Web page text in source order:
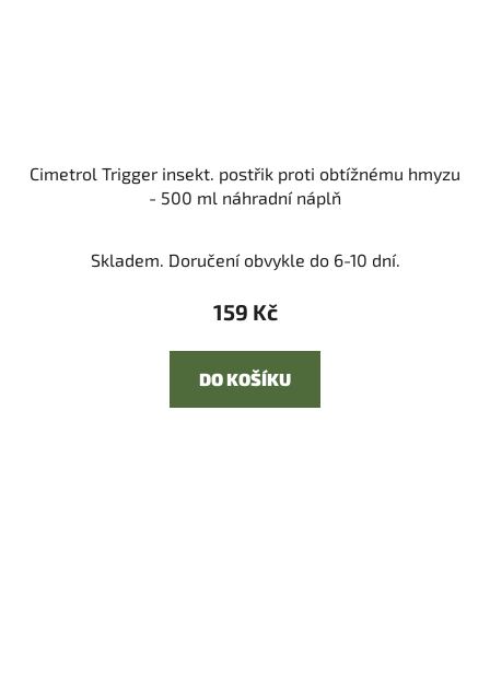
Cimetrol Trigger insekt. postřik proti obtížnému hmyzu
- 500 ml náhradní náplň
Skladem. Doručení obvykle do 6-10 dní.
159 Kč
DO KOŠÍKU